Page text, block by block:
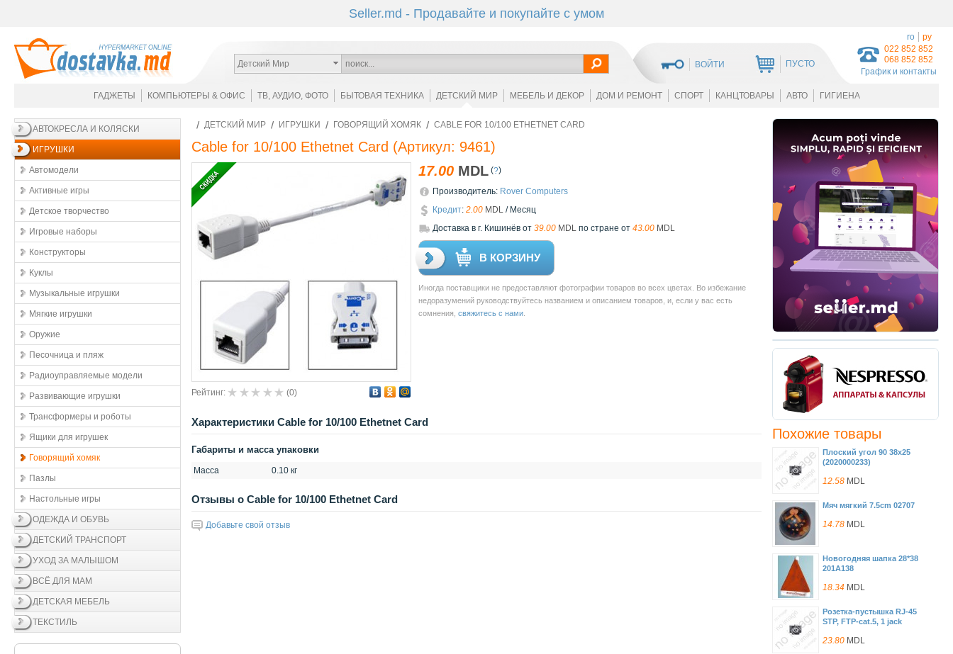
Seller.md - Продавайте и покупайте с умом
022 852 852
068 852 852
График и контакты
Детский Мир ВОЙТИ ПУСТО
ro ру
ГАДЖЕТЫ КОМПЬЮТЕРЫ & ОФИС ТВ, АУДИО, ФОТО БЫТОВАЯ ТЕХНИКА ДЕТСКИЙ МИР МЕБЕЛЬ И ДЕКОР ДОМ И РЕМОНТ СПОРТ КАНЦТОВАРЫ АВТО ГИГИЕНА
АВТОКРЕСЛА И КОЛЯСКИ
ИГРУШКИ
Автомодели
Активные игры
Детское творчество
Игровые наборы
Конструкторы
Куклы
Музыкальные игрушки
Мягкие игрушки
Оружие
Песочница и пляж
Радиоуправляемые модели
Развивающие игрушки
Трансформеры и роботы
Ящики для игрушек
Говорящий хомяк
Пазлы
Настольные игры
ОДЕЖДА И ОБУВЬ
ДЕТСКИЙ ТРАНСПОРТ
УХОД ЗА МАЛЫШОМ
ВСЁ ДЛЯ МАМ
ДЕТСКАЯ МЕБЕЛЬ
ТЕКСТИЛЬ
Похожие товары
Плоский угол 90 38x25
(2020000233)
12.58 MDL
Мяч мягкий 7.5cm 02707
14.78 MDL
Новогодняя шапка 28*38
201A138
18.34 MDL
Розетка-пустышка RJ-45
STP, FTP-cat.5, 1 jack
23.80 MDL
ДЕТСКИЙ МИР ИГРУШКИ ГОВОРЯЩИЙ ХОМЯК CABLE FOR 10/100 ETHETNET CARD
Cable for 10/100 Ethetnet Card (Артикул: 9461)
Рейтинг: (0)
17.00 MDL (?)
Производитель: Rover Computers
Кредит: 2.00 MDL / Месяц
Доставкa в г. Кишинёв от 39.00 MDL по стране от 43.00 MDL
В КОРЗИНУ
Иногда поставщики не предоставляют фотографии товаров во всех цветах. Во избежание
недоразумений руководствуйтесь названием и описанием товаров, и, если у вас есть
сомнения, свяжитесь с нами
Xарактеристики Cable for 10/100 Ethetnet Card
Габариты и масса упаковки
Масса 0.10 кг
Отзывы о Cable for 10/100 Ethetnet Card
Добавьте свой отзыв